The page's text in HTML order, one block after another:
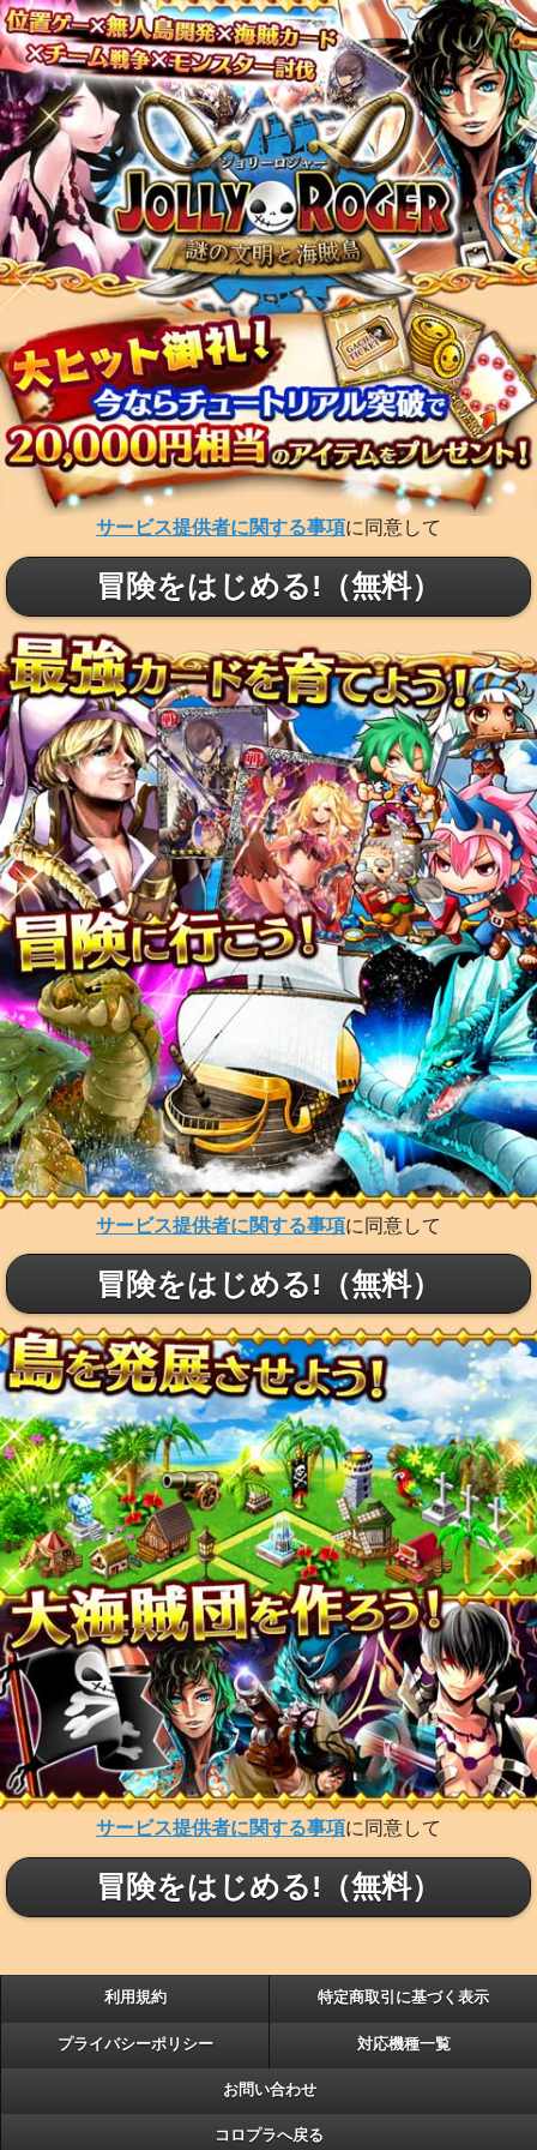
サービス提供者に関する事項に同意して
冒険をはじめる!（無料）
サービス提供者に関する事項に同意して
冒険をはじめる!（無料）
サービス提供者に関する事項に同意して
冒険をはじめる!（無料）
利用規約 特定商取引に基づく表示
プライバシーポリシー 対応機種一覧
お問い合わせ
コロプラへ戻る